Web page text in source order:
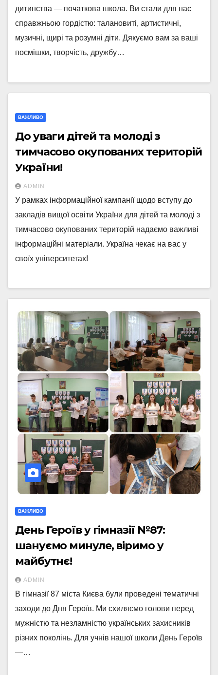
дитинства — початкова школа. Ви стали для нас
справжньою гордістю: талановиті, артистичні,
музичні, щирі та розумні діти. Дякуємо вам за ваші
посмішки, творчість, дружбу…
ВАЖЛИВО
До уваги дітей та молоді з
тимчасово окупованих територій
України!
ADMIN
У рамках інформаційної кампанії щодо вступу до
закладів вищої освіти України для дітей та молоді з
тимчасово окупованих територій надаємо важливі
інформаційні матеріали. Україна чекає на вас у
своїх університетах!
ВАЖЛИВО
День Героїв у гімназії №87:
шануємо минуле, віримо у
майбутнє!
ADMIN
В гімназії 87 міста Києва були проведені тематичні
заходи до Дня Героїв. Ми схиляємо голови перед
мужністю та незламністю українських захисників
різних поколінь. Для учнів нашої школи День Героїв
—…